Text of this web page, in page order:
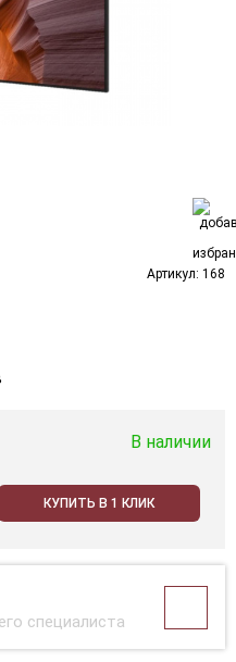
Артикул: 168
В наличии
КУПИТЬ В 1 КЛИК
специалиста